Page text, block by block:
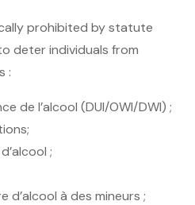
prohibited by statute
deter individuals from
:
de l’alcool (DUI/OWI/DWI) ;
;
d’alcool à des mineurs ;